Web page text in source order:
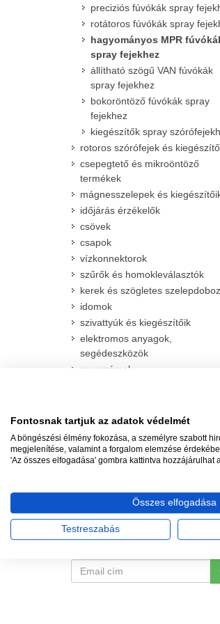
preciziós fúvókák spray
rotátoros fúvókák spray
hagyományos MPR
spray fejekhez
állítható szögű VAN fúvókák
spray fejekhez
bokoröntöző fúvókák spray
fejekhez
kiegészítők spray
rotoros szórófejek és
csepegtető és mikroöntöző
termékek
mágnesszelepek és
időjárás érzékelők
csövek
csapok
vízkonnektorok
szűrők és homokleválasztók
kerek és szögletes
idomok
szivattyúk és kiegészítőik
elektromos anyagok,
segédeszközök
szerszámok
IRATKOZZON FEL, HOGY
MEGKAPJA A
AKCIÓKAT!
Fontosnak tartjuk az adatok védelmét
A böngészési élmény fokozása, a személyre szabott
megjelenítése, valamint a forgalom elemzése
'Az összes elfogadása' gombra kattintva hozzájárulhat
Összes elfogadása
Testreszabás